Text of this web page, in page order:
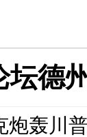
坛德
炮轰川